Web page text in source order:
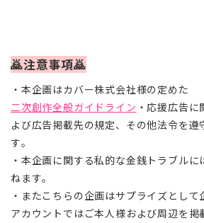
🙇‍️注意事項🙇‍️
・本企画はカバー株式会社様の定めた
二次創作全般ガイドライン ・応援広告
よび広告掲載先の規定、その他法令を遵
す。
・本企画に関する私的な金銭トラブル
ねます。
・またこちらの企画はサプライズとし
アカウントではご本人様および周辺を掲